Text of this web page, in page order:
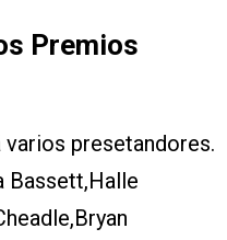
Premios
varios presetandores.
Bassett,Halle